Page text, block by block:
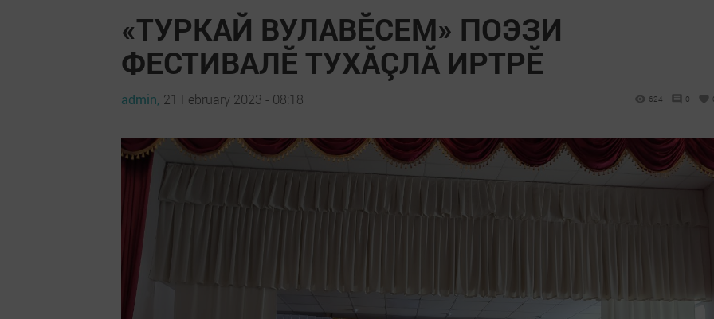
«ТУРКАЙ ВУЛАВĔСЕМ» ПОЭЗИ
ФЕСТИВАЛĔ ТУХĂÇЛĂ ИРТРĔ
admin, 21 February 2023 - 08:18 624 0